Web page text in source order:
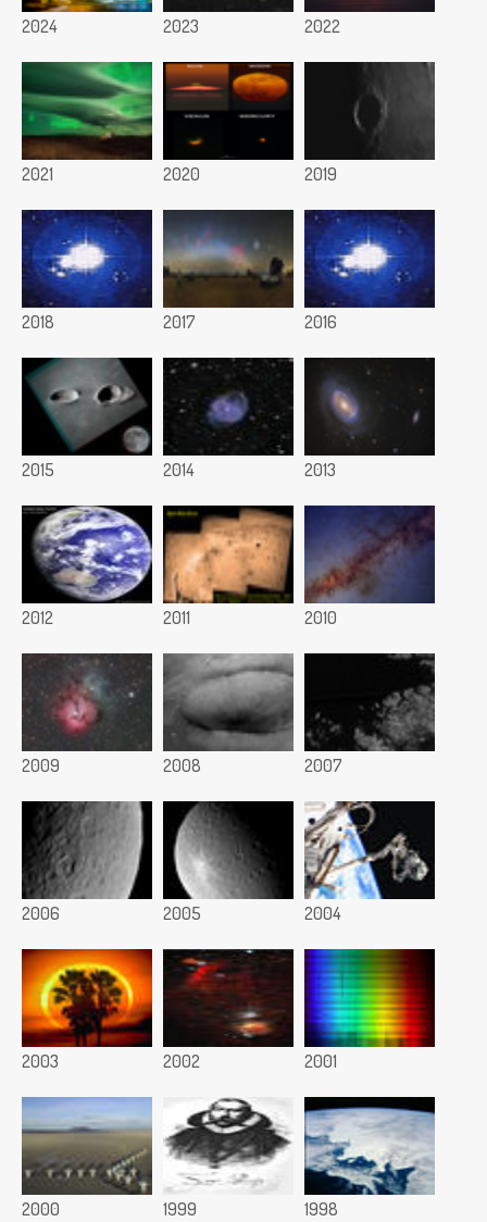
2024 2023 2022
2021 2020 2019
2018 2017 2016
2015 2014 2013
2012 2011 2010
2009 2008 2007
2006 2005 2004
2003 2002 2001
2000 1999 1998